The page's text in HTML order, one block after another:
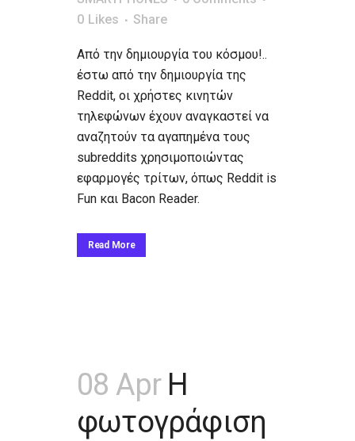
0 Likes Share
Από την δημιουργία του κόσμου!..
έστω από την δημιουργία της
Reddit, οι χρήστες κινητών
τηλεφώνων έχουν αναγκαστεί να
αναζητούν τα αγαπημένα τους
subreddits χρησιμοποιώντας
εφαρμογές τρίτων, όπως Reddit is
Fun και Bacon Reader.
Read More
08 Apr Η
φωτογράφιση